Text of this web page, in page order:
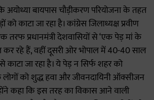
अयोध्या बायपास चौड़ीकरण परियोजना के तहत
को काटा जा रहा है। कांग्रेस जिलाध्यक्ष प्रवीण
प्रधानमंत्री देशवासियों से ‘एक पेड़ मां के
कर रहे हैं, वहीं दूसरी ओर भोपाल में 40-40 साल
काटा जा रहा है। ये पेड़ न सिर्फ शहर को
लोगों को शुद्ध हवा और जीवनदायिनी ऑक्सीजन
कहा कि इस तरह का विकास आने वाली